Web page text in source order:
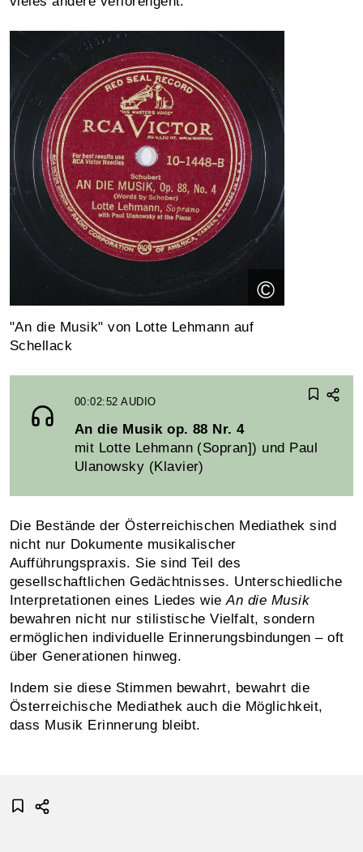
©
"An die Musik" von Lotte Lehmann auf
Schellack
00:02:52AUDIO
An die Musik op. 88 Nr. 4
mit Lotte Lehmann (Sopran]) und Paul
Ulanowsky (Klavier)
Die Bestände der Österreichischen Mediathek sind
nicht nur Dokumente musikalischer
Aufführungspraxis. Sie sind Teil des
gesellschaftlichen Gedächtnisses. Unterschiedliche
Interpretationen eines Liedes wieAn die Musik
bewahren nicht nur stilistische Vielfalt, sondern
ermöglichen individuelle Erinnerungsbindungen – oft
über Generationen hinweg.
Indem sie diese Stimmen bewahrt, bewahrt die
Österreichische Mediathek auch die Möglichkeit,
dass Musik Erinnerung bleibt.